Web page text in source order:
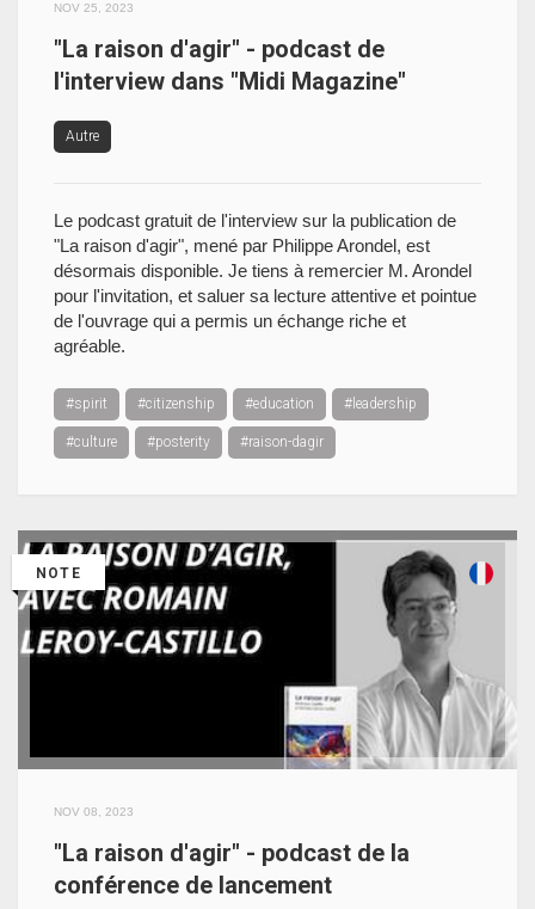
NOV 25, 2023
"La raison d'agir" - podcast de
l'interview dans "Midi Magazine"
Autre
Le podcast gratuit de l'interview sur la publication de
"La raison d'agir", mené par Philippe Arondel, est
désormais disponible. Je tiens à remercier M. Arondel
pour l'invitation, et saluer sa lecture attentive et pointue
de l'ouvrage qui a permis un échange riche et
agréable.
#spirit #citizenship #education #leadership
#culture #posterity #raison-dagir
NOTE
NOV 08, 2023
"La raison d'agir" - podcast de la
conférence de lancement